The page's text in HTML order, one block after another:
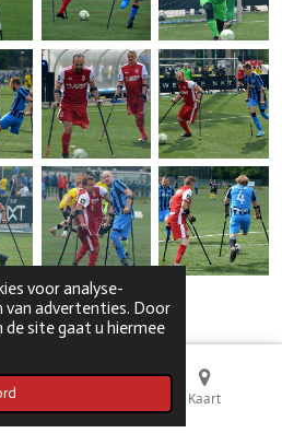
voor analyse-
advertenties. Door
de site gaat u hiermee
3 4 5 6
Kaart